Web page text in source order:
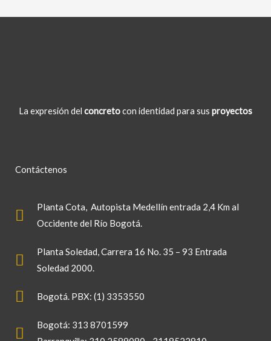
La expresión del concretocon identidad para sus proyectos
Contáctenos
Planta Cota, Autopista Medellín entrada 2,4 Km al
Occidente del Río Bogotá.
Planta Soledad, Carrera 16 No. 35 – 93 Entrada
Soledad 2000.
Bogotá. PBX: (1) 3353550
Bogotá: 313 8701599